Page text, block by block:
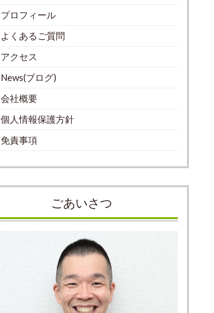
プロフィール
よくあるご質問
アクセス
News(ブログ)
会社概要
個人情報保護方針
免責事項
ごあいさつ